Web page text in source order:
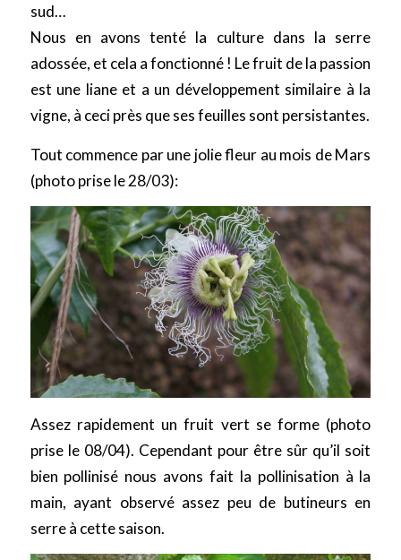
sud…
Nous en avons tenté la culture dans la serre
adossée, et cela a fonctionné ! Le fruit de la passion
est une liane et a un développement similaire à la
vigne, à ceci près que ses feuilles sont persistantes.
Tout commence par une jolie fleur au mois de Mars
(photo prise le 28/03):
Assez rapidement un fruit vert se forme (photo
prise le 08/04). Cependant pour être sûr qu’il soit
bien pollinisé nous avons fait la pollinisation à la
main, ayant observé assez peu de butineurs en
serre à cette saison.